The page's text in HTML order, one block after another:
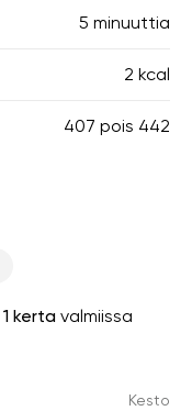
5 minuuttia
2 kcal
407 pois 442
1 kerta valmiissa
Kesto